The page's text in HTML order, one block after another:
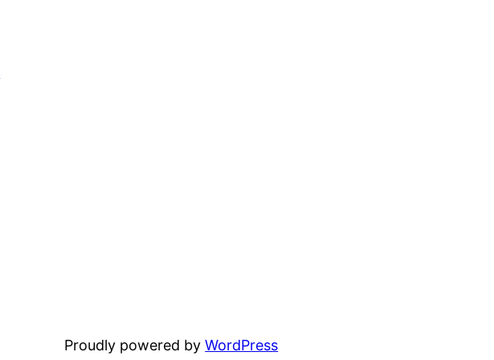
Proudly powered byWordPress